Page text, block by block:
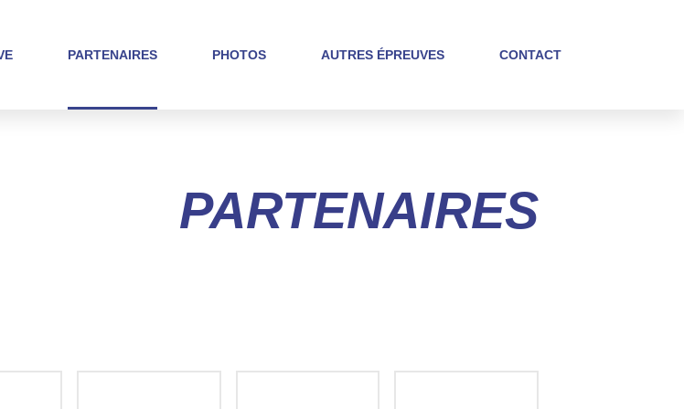
PARTENAIRES PHOTOS AUTRES ÉPREUVES CONTACT
PARTENAIRES